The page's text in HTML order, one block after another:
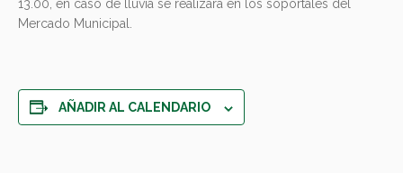
13.00, en caso de lluvia se realizará en los soportales del
Mercado Municipal.
AÑADIR AL CALENDARIO